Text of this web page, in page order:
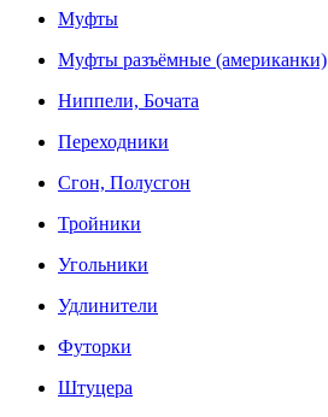
Муфты
Муфты разъёмные (американки)
Ниппели, Бочата
Переходники
Сгон, Полусгон
Тройники
Угольники
Удлинители
Футорки
Штуцера